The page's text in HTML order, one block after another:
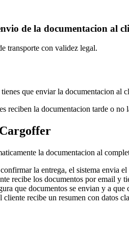
de la documentacion al
transporte con validez legal.
que enviar la documentacion al
reciben la documentacion tarde o no
la documentacion al
la entrega, el sistema envia
recibe los documentos por email y
que documentos se envian y a que
cliente recibe un resumen con datos